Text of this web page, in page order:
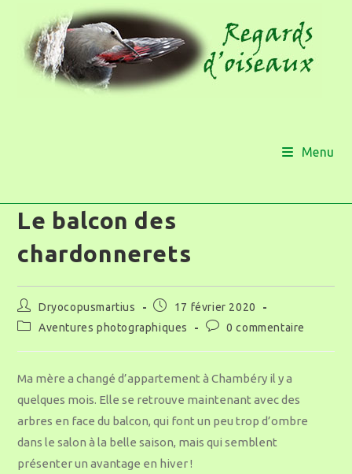
Menu
Le balcon des
chardonnerets
Dryocopusmartius
17 février 2020
Aventures photographiques
0 commentaire
Ma mère a changé d’appartement à Chambéry il y a
quelques mois. Elle se retrouve maintenant avec des
arbres en face du balcon, qui font un peu trop d’ombre
dans le salon à la belle saison, mais qui semblent
présenter un avantage en hiver !